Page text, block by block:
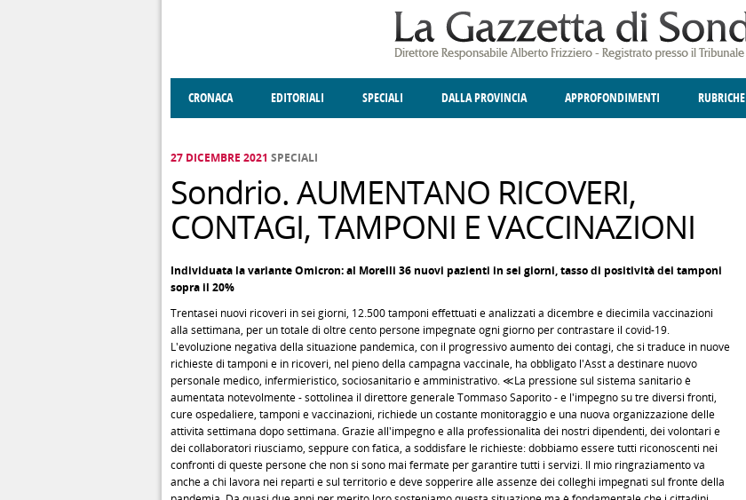
CRONACA EDITORIALI SPECIALI DALLA PROVINCIA APPROFONDIMENTI RUBRICHE
27 DICEMBRE 2021 SPECIALI
Sondrio. AUMENTANO RICOVERI,
CONTAGI, TAMPONI E VACCINAZIONI
Individuata la variante Omicron: al Morelli 36 nuovi pazienti in sei giorni, tasso di positività dei tamponi
sopra il 20%
Trentasei nuovi ricoveri in sei giorni, 12.500 tamponi effettuati e analizzati a dicembre e diecimila vaccinazioni
alla settimana, per un totale di oltre cento persone impegnate ogni giorno per contrastare il covid-19.
L'evoluzione negativa della situazione pandemica, con il progressivo aumento dei contagi, che si traduce in nuove
richieste di tamponi e in ricoveri, nel pieno della campagna vaccinale, ha obbligato l'Asst a destinare nuovo
personale medico, infermieristico, sociosanitario e amministrativo. ≪La pressione sul sistema sanitario è
aumentata notevolmente - sottolinea il direttore generale Tommaso Saporito - e l'impegno su tre diversi fronti,
cure ospedaliere, tamponi e vaccinazioni, richiede un costante monitoraggio e una nuova organizzazione delle
attività settimana dopo settimana. Grazie all'impegno e alla professionalità dei nostri dipendenti, dei volontari e
dei collaboratori riusciamo, seppure con fatica, a soddisfare le richieste: dobbiamo essere tutti riconoscenti nei
confronti di queste persone che non si sono mai fermate per garantire tutti i servizi. Il mio ringraziamento va
anche a chi lavora nei reparti e sul territorio e deve sopperire alle assenze dei colleghi impegnati sul fronte della